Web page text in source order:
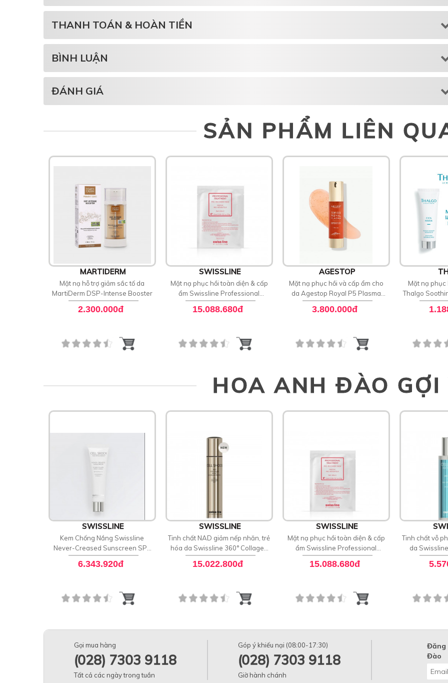
THANH TOÁN & HOÀN TIỀN
BÌNH LUẬN
ĐÁNH GIÁ
SẢN PHẨM LIÊN
MARTIDERM
Mặt nạ hỗ trợ giảm sắc tố da
MartiDerm DSP-Intense Booster
2.300.000đ
SWISSLINE
Mặt nạ phục hồi toàn diện & cấp
ẩm Swissline Professional
Treatment Pro-Recovery Mask
15.088.680đ
AGESTOP
Mặt nạ phục hồi và cấp ẩm cho
da Agestop Royal P5 Plasma
SOS Ultra Mask
3.800.000đ
Mặt nạ phục
Thalgo
HOA ANH ĐÀO GỢI
SWISSLINE
Kem Chống Nắng Swissline
Never-Creased Sunscreen SPF
50 PA++++
6.343.920đ
SWISSLINE
Tinh chất NAD giảm nếp nhăn, trẻ
hóa da Swissline 360° Collagen
Night Concentrate
15.022.800đ
SWISSLINE
Mặt nạ phục hồi toàn diện & cấp
ẩm Swissline Professional
Treatment Pro-Recovery Mask
15.088.680đ
Tinh chất vỗ
da
Intelligence
Gọi mua hàng
(028) 7303 9118
Tất cả các ngày trong tuần
Góp ý khiếu nại (08:00-17:30)
(028) 7303 9118
Giờ hành chánh
Đăng
Đào